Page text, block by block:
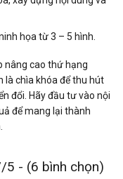
họa từ 3 – 5 hình.
nâng cao thứ hạng
là chìa khóa để thu hút
đổi. Hãy đầu tư vào nội
để mang lại thành
5 - (6 bình chọn)